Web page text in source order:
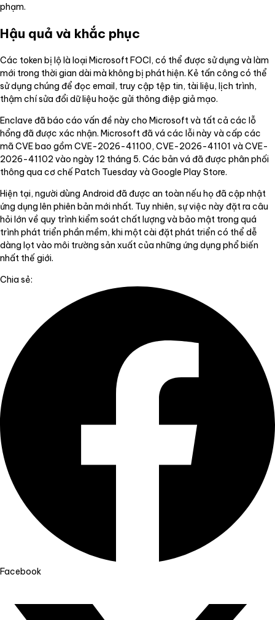
phạm.
Hậu quả và khắc phục
Các token bị lộ là loại Microsoft FOCI, có thể được sử dụng và làm
mới trong thời gian dài mà không bị phát hiện. Kẻ tấn công có thể
sử dụng chúng để đọc email, truy cập tệp tin, tài liệu, lịch trình,
thậm chí sửa đổi dữ liệu hoặc gửi thông điệp giả mạo.
Enclave đã báo cáo vấn đề này cho Microsoft và tất cả các lỗ
hổng đã được xác nhận. Microsoft đã vá các lỗi này và cấp các
mã CVE bao gồm CVE-2026-41100, CVE-2026-41101 và CVE-
2026-41102 vào ngày 12 tháng 5. Các bản vá đã được phân phối
thông qua cơ chế Patch Tuesday và Google Play Store.
Hiện tại, người dùng Android đã được an toàn nếu họ đã cập nhật
ứng dụng lên phiên bản mới nhất. Tuy nhiên, sự việc này đặt ra câu
hỏi lớn về quy trình kiểm soát chất lượng và bảo mật trong quá
trình phát triển phần mềm, khi một cài đặt phát triển có thể dễ
dàng lọt vào môi trường sản xuất của những ứng dụng phổ biến
nhất thế giới.
Chia sẻ:
Facebook